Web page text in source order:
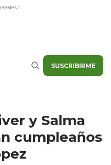
Buscar SUSCRIBIRME
y Salma
cumpleaños